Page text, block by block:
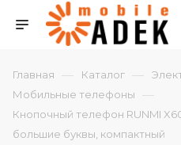
Главная — Каталог —
Мобильные телефоны —
Кнопочный телефон RUNMI
большие буквы, компактный